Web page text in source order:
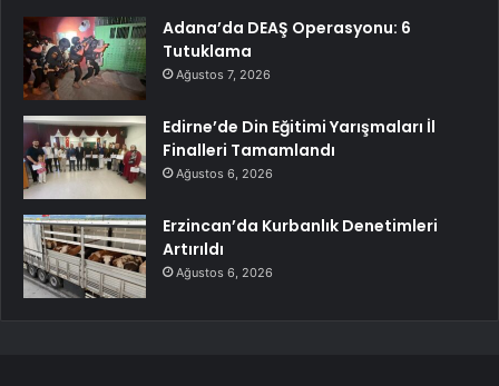
Adana’da DEAŞ Operasyonu: 6
Tutuklama
Ağustos 7, 2026
Edirne’de Din Eğitimi Yarışmaları İl
Finalleri Tamamlandı
Ağustos 6, 2026
Erzincan’da Kurbanlık Denetimleri
Artırıldı
Ağustos 6, 2026